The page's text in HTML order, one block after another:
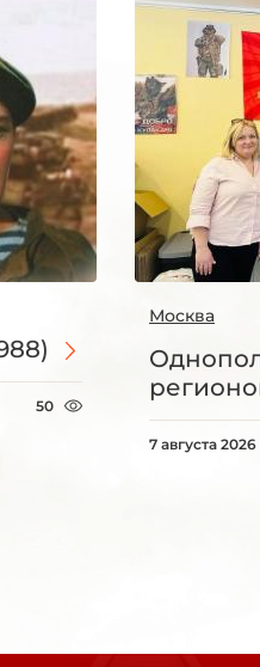
50
Москва
7 августа 2026